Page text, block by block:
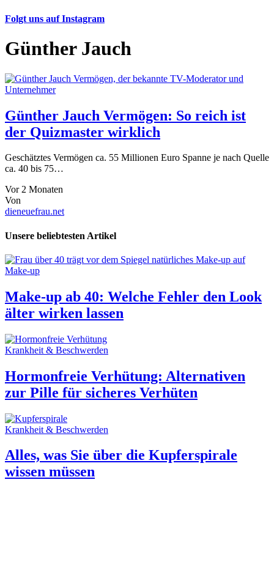
Folgt uns auf Instagram
Günther Jauch
Günther Jauch Vermögen: So reich ist
der Quizmaster wirklich
Geschätztes Vermögen ca. 55 Millionen Euro Spanne je nach Quelle
ca. 40 bis 75…
Vor 2 Monaten
Von
dieneuefrau.net
Unsere beliebtesten Artikel
Make-up
Make-up ab 40: Welche Fehler den Look
älter wirken lassen
Krankheit & Beschwerden
Hormonfreie Verhütung: Alternativen
zur Pille für sicheres Verhüten
Krankheit & Beschwerden
Alles, was Sie über die Kupferspirale
wissen müssen